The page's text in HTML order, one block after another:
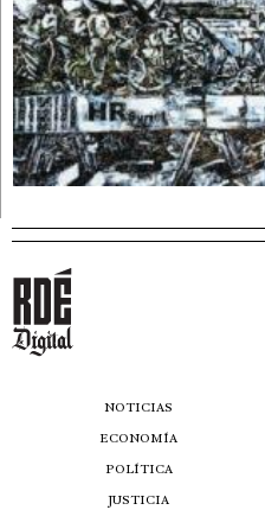
NOTICIAS
ECONOMÍA
POLÍTICA
JUSTICIA